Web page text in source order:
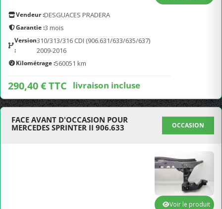
Vendeur :DESGUACES PRADERA
Garantie :3 mois
Version
:
310/313/316 CDI (906.631/633/635/637)
2009-2016
Kilométrage :560051 km
290,40 € TTC livraison incluse
FACE AVANT D'OCCASION POUR
MERCEDES SPRINTER II 906.633
OCCASION
Voir le produit